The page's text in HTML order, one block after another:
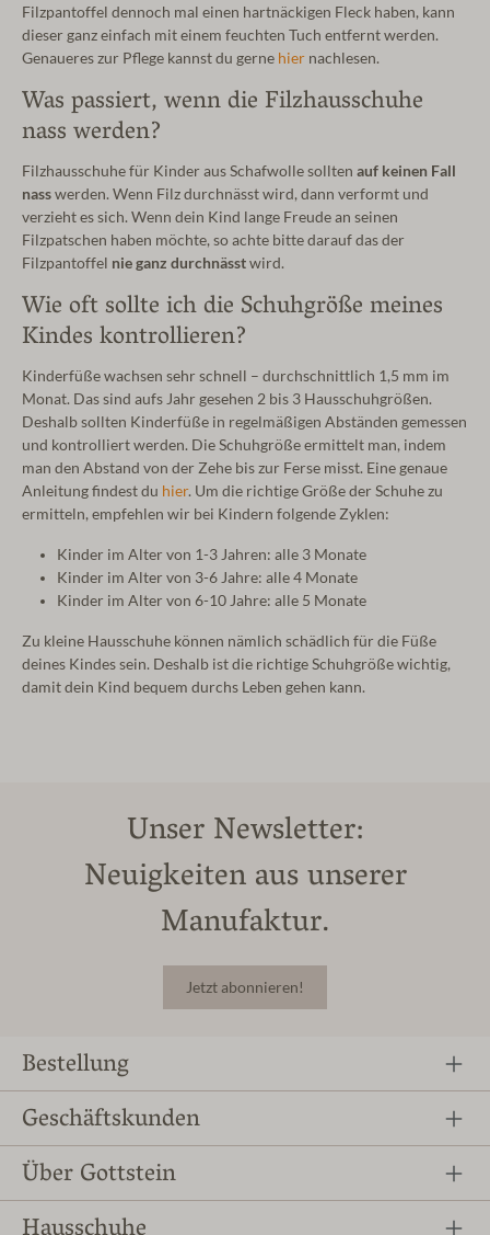
Filzpantoffel dennoch mal einen hartnäckigen Fleck haben, kann
dieser ganz einfach mit einem feuchten Tuch entfernt werden.
Genaueres zur Pflege kannst du gerne hier nachlesen.
Was passiert, wenn die Filzhausschuhe
nass werden?
Filzhausschuhe für Kinder aus Schafwolle sollten auf keinen Fall
nasswerden. Wenn Filz durchnässt wird, dann verformt und
verzieht es sich. Wenn dein Kind lange Freude an seinen
Filzpatschen haben möchte, so achte bitte darauf das der
Filzpantoffel nie ganz durchnässtwird.
Wie oft sollte ich die Schuhgröße meines
Kindes kontrollieren?
Kinderfüße wachsen sehr schnell – durchschnittlich 1,5 mm im
Monat. Das sind aufs Jahr gesehen 2 bis 3 Hausschuhgrößen.
Deshalb sollten Kinderfüße in regelmäßigen Abständen gemessen
und kontrolliert werden. Die Schuhgröße ermittelt man, indem
man den Abstand von der Zehe bis zur Ferse misst. Eine genaue
Anleitung findest du hier. Um die richtige Größe der Schuhe zu
ermitteln, empfehlen wir bei Kindern folgende Zyklen:
Kinder im Alter von 1-3 Jahren: alle 3 Monate
Kinder im Alter von 3-6 Jahre: alle 4 Monate
Kinder im Alter von 6-10 Jahre: alle 5 Monate
Zu kleine Hausschuhe können nämlich schädlich für die Füße
deines Kindes sein. Deshalb ist die richtige Schuhgröße wichtig,
damit dein Kind bequem durchs Leben gehen kann.
Unser Newsletter:
Neuigkeiten aus unserer
Manufaktur.
Jetzt abonnieren!
Bestellung
Geschäftskunden
Über Gottstein